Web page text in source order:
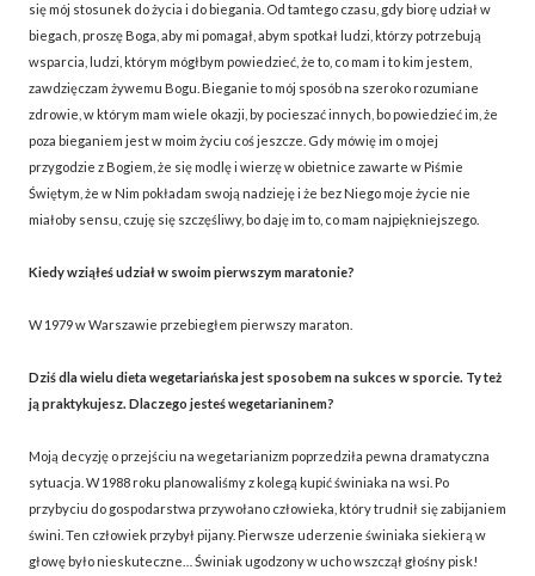
się mój stosunek do życia i do biegania. Od tamtego czasu, gdy biorę udział w
biegach, proszę Boga, aby mi pomagał, abym spotkał ludzi, którzy potrzebują
wsparcia, ludzi, którym mógłbym powiedzieć, że to, co mam i to kim jestem,
zawdzięczam żywemu Bogu. Bieganie to mój sposób na szeroko rozumiane
zdrowie, w którym mam wiele okazji, by pocieszać innych, bo powiedzieć im, że
poza bieganiem jest w moim życiu coś jeszcze. Gdy mówię im o mojej
przygodzie z Bogiem, że się modlę i wierzę w obietnice zawarte w Piśmie
Świętym, że w Nim pokładam swoją nadzieję i że bez Niego moje życie nie
miałoby sensu, czuję się szczęśliwy, bo daję im to, co mam najpiękniejszego.
Kiedy wziąłeś udział w swoim pierwszym maratonie?
W 1979 w Warszawie przebiegłem pierwszy maraton.
Dziś dla wielu dieta wegetariańska jest sposobem na sukces w sporcie. Ty też
ją praktykujesz. Dlaczego jesteś wegetarianinem?
Moją decyzję o przejściu na wegetarianizm poprzedziła pewna dramatyczna
sytuacja. W 1988 roku planowaliśmy z kolegą kupić świniaka na wsi. Po
przybyciu do gospodarstwa przywołano człowieka, który trudnił się zabijaniem
świni. Ten człowiek przybył pijany. Pierwsze uderzenie świniaka siekierą w
głowę było nieskuteczne… Świniak ugodzony w ucho wszczął głośny pisk!